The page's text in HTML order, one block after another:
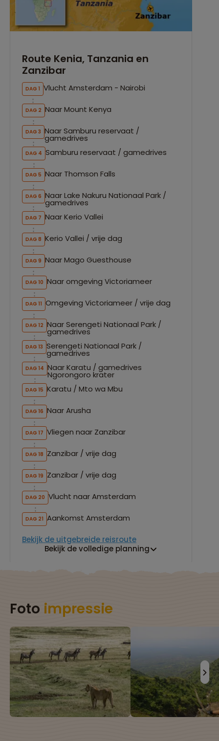
Route Kenia, Tanzania en
Zanzibar
DAG 1 Vlucht Amsterdam - Nairobi
DAG 2 Naar Mount Kenya
DAG 3 Naar Samburu reservaat /
gamedrives
DAG 4 Samburu reservaat / gamedrives
DAG 5 Naar Thomson Falls
DAG 6 Naar Lake Nakuru Nationaal Park /
gamedrives
DAG 7 Naar Kerio Vallei
DAG 8 Kerio Vallei / vrije dag
DAG 9 Naar Mago Guesthouse
DAG 10 Naar omgeving Victoriameer
DAG 11 Omgeving Victoriameer / vrije dag
DAG 12 Naar Serengeti Nationaal Park /
gamedrives
DAG 13 Serengeti Nationaal Park /
gamedrives
DAG 14 Naar Karatu / gamedrives
Ngorongoro krater
DAG 15 Karatu / Mto wa Mbu
DAG 16 Naar Arusha
DAG 17 Vliegen naar Zanzibar
DAG 18 Zanzibar / vrije dag
DAG 19 Zanzibar / vrije dag
DAG 20 Vlucht naar Amsterdam
DAG 21 Aankomst Amsterdam
Bekijk de uitgebreide reisroute
Bekijk de volledige planning
Foto impressie